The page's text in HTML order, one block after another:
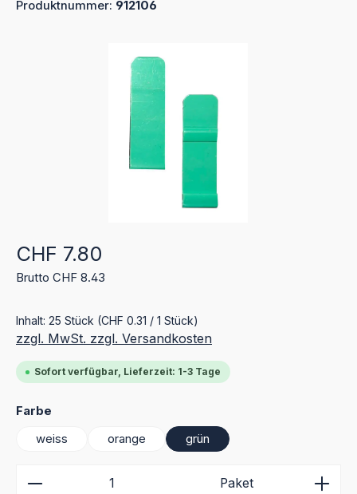
Produktnummer: 912106
Regulärer Preis:
CHF 7.80
Brutto CHF 8.43
Inhalt: 25 Stück (CHF 0.31 / 1 Stück)
zzgl. MwSt. zzgl. Versandkosten
Sofort verfügbar, Lieferzeit: 1-3 Tage
Farbe
weiss
orange grün
Produkt Anzahl: Gib den gewünschten Wert ein
Paket